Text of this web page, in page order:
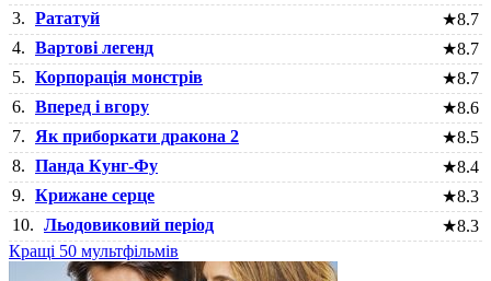
3. Рататуй ★8.7
4. Вартові легенд ★8.7
5. Корпорація монстрів ★8.7
6. Вперед і вгору ★8.6
7.
Як приборкати дракона 2 ★8.5
8. Панда Кунг-Фу ★8.4
9. Крижане серце ★8.3
10. Льодовиковий період ★8.3
Кращі 50 мультфільмів